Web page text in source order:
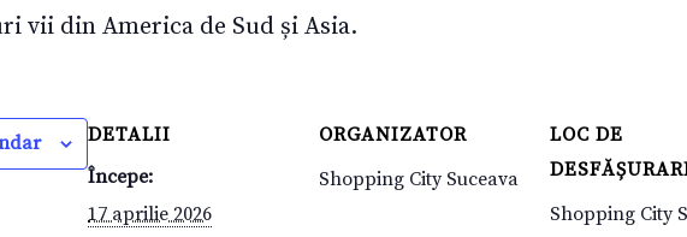
vii din America de Sud și Asia.
DETALII
Începe:
17 aprilie 2026
ORGANIZATOR
Shopping City Suceava
LOC DE
Shopping City